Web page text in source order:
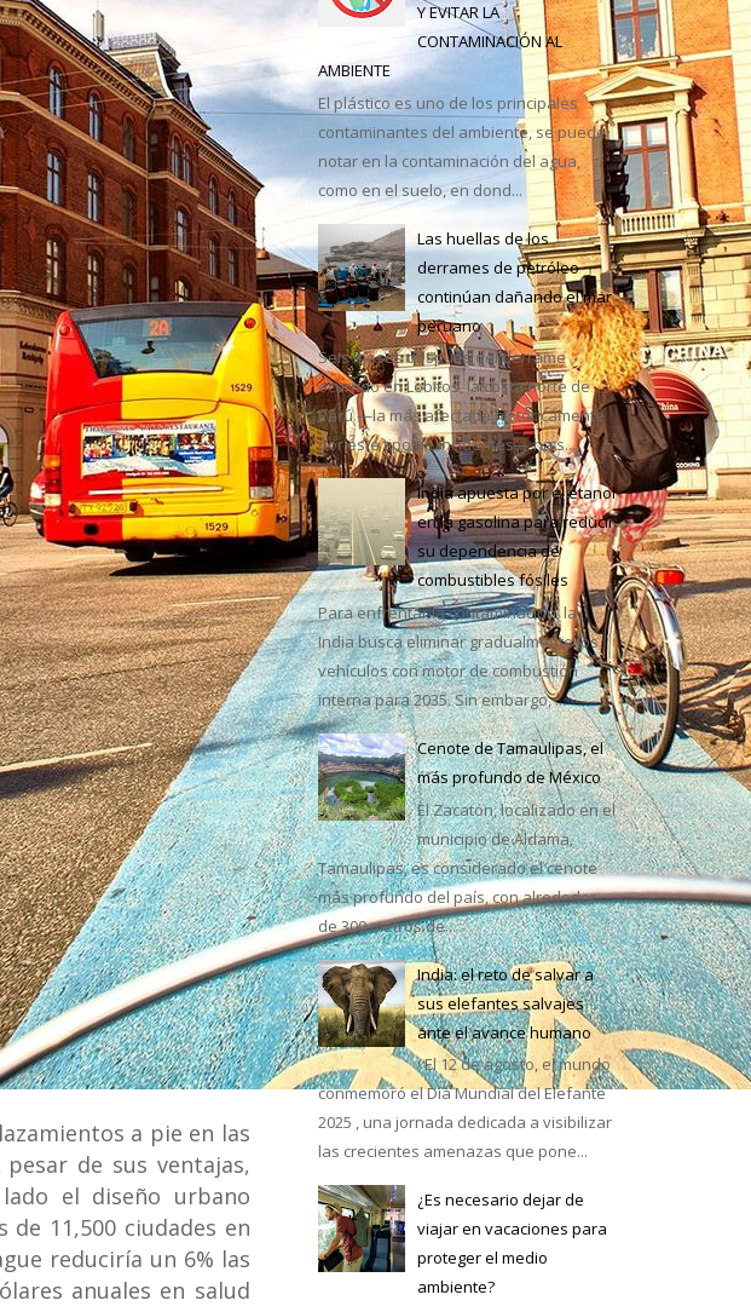
solar de México
a pie en las
de sus ventajas,
el diseño urbano
de 11,500 ciudades en
reduciría un 6% las
anuales en salud
Y EVITAR LA
CONTAMINACIÓN AL
AMBIENTE
El plástico es uno de los principales
contaminantes del ambiente, se puede
notar en la contaminación del agua,
como en el suelo, en dond...
Las huellas de los
derrames de petróleo
continúan dañando el mar
peruano
Seis meses después del derrame
ocurrido en Lobitos, la costa norte de
Perú —la más afectada históricamente
por este tipo de incidentes— ha s...
India apuesta por el etanol
en la gasolina para reducir
su dependencia de
combustibles fósiles
Para enfrentar la contaminación, la
India busca eliminar gradualmente los
vehículos con motor de combustión
interna para 2035. Sin embargo, ...
Cenote de Tamaulipas, el
más profundo de México
El Zacatón, localizado en el
municipio de Aldama,
Tamaulipas, es considerado el cenote
más profundo del país, con alrededor
de 300 metros de...
India: el reto de salvar a
sus elefantes salvajes
ante el avance humano
El 12 de agosto, el mundo
conmemoró el Día Mundial del Elefante
2025 , una jornada dedicada a visibilizar
las crecientes amenazas que pone...
¿Es necesario dejar de
viajar en vacaciones para
proteger el medio
ambiente?